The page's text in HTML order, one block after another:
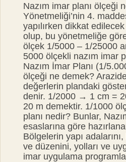
Nazım imar planı ölçeği
Yönetmeliği’nin 4.
yapılırken dikkat
olup, bu yönetmeliğe
ölçek 1/5000 – 1/25000
5000 ölçekli nazım imar
Nazım İmar Planı (1/
ölçeği ne demek?
değerlerin plandaki
denir. 1/2000 → 1 cm =
20 m demektir. 1/1000
planı nedir? Bunlar,
esaslarına göre
Bölgelerin yapı
ve düzenini, yolları ve
imar uygulama